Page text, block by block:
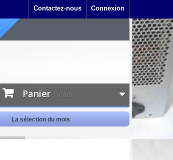
Connexion
Contactez-nous
Panier (vide)
La sélection du mois